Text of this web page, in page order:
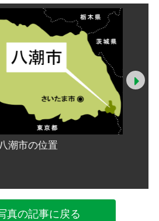
八潮市の位置
真の記事に戻る